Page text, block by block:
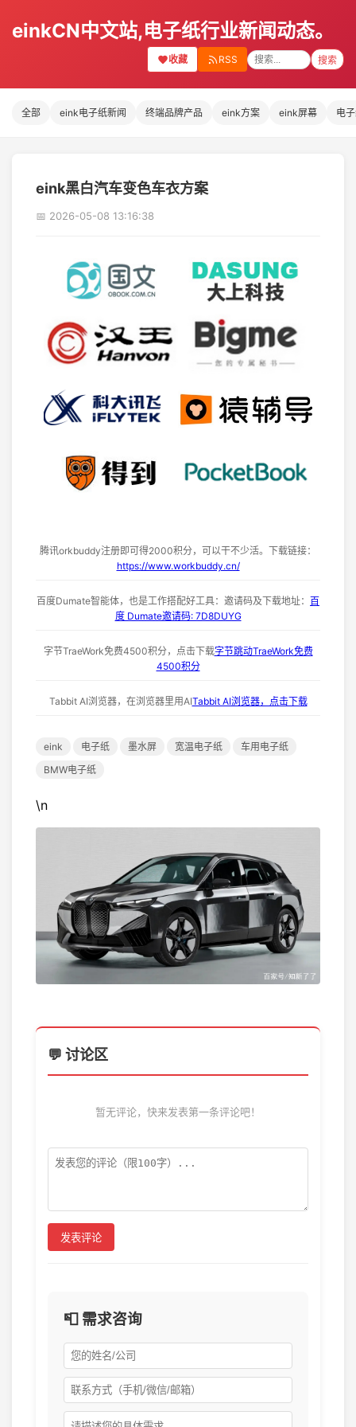
einkCN中文站,电子纸行业新闻动态。
收藏 RSS 搜索
全部 eink电子纸新闻 终端品牌产品 eink方案 eink屏幕 电
eink黑白汽车变色车衣方案
📅 2026-05-08 13:16:38
腾讯orkbuddy注册即可得2000积分，可以干不少活。下载链接：
https://www.workbuddy.cn/
百度Dumate智能体，也是工作搭配好工具：邀请码及下载地址： 百
度 Dumate邀请码: 7D8DUYG
字节TraeWork免费4500积分，点击下载字节跳动TraeWork免费
4500积分
Tabbit AI浏览器，在浏览器里用AITabbit AI浏览器，点击下载
eink 电子纸 墨水屏 宽温电子纸
车用电子纸
BMW电子纸
\n
💬 讨论区
暂无评论，快来发表第一条评论吧！
发表评论
📮 需求咨询